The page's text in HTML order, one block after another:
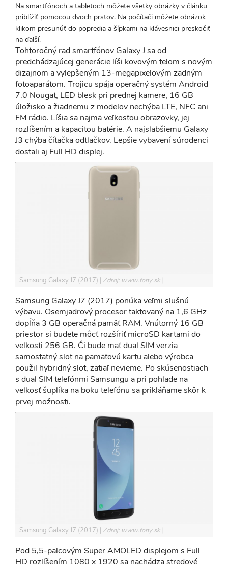
Na smartfónoch a tabletoch môžete všetky obrázky v článku
priblížiť pomocou dvoch prstov. Na počítači môžete obrázok
klikom presunúť do popredia a šípkami na klávesnici preskočiť
na ďalší.
Tohtoročný rad smartfónov Galaxy J sa od
predchádzajúcej generácie líši kovovým telom s novým
dizajnom a vylepšeným 13-megapixelovým zadným
fotoaparátom. Trojicu spája operačný systém Android
7.0 Nougat, LED blesk pri prednej kamere, 16 GB
úložisko a žiadnemu z modelov nechýba LTE, NFC ani
FM rádio. Líšia sa najmä veľkosťou obrazovky, jej
rozlíšením a kapacitou batérie. A najslabšiemu Galaxy
J3 chýba čítačka odtlačkov. Lepšie vybavení súrodenci
dostali aj Full HD displej.
Samsung Galaxy J7 (2017) Zdroj: www.fony.sk
Samsung Galaxy J7 (2017) ponúka veľmi slušnú
výbavu. Osemjadrový procesor taktovaný na 1,6 GHz
dopĺňa 3 GB operačná pamäť RAM. Vnútorný 16 GB
priestor si budete môcť rozšíriť microSD kartami do
veľkosti 256 GB. Či bude mať dual SIM verzia
samostatný slot na pamäťovú kartu alebo výrobca
použil hybridný slot, zatiaľ nevieme. Po skúsenostiach
s dual SIM telefónmi Samsungu a pri pohľade na
veľkosť šuplíka na boku telefónu sa prikláňame skôr k
prvej možnosti.
Samsung Galaxy J7 (2017) Zdroj: www.fony.sk
Pod 5,5-palcovým Super AMOLED displejom s Full
HD rozlíšením 1080 x 1920 sa nachádza stredové